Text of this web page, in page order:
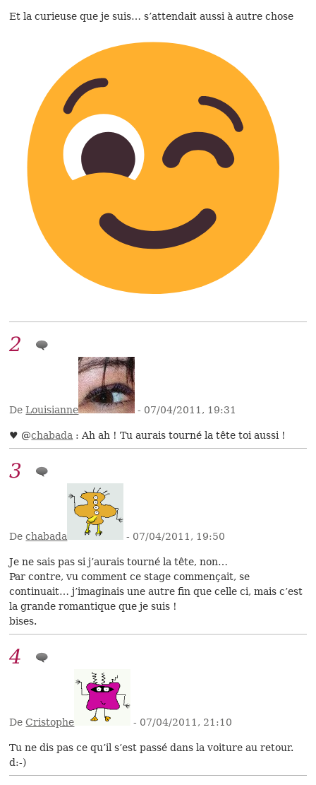
Et la curieuse que je suis… s’attendait aussi à autre chose
2
DeLouisianne - 07/04/2011, 19:31
♥ @chabada : Ah ah ! Tu aurais tourné la tête toi aussi !
3
Dechabada - 07/04/2011, 19:50
Je ne sais pas si j’aurais tourné la tête, non…
Par contre, vu comment ce stage commençait, se
continuait… j’imaginais une autre fin que celle ci, mais c’est
la grande romantique que je suis !
bises.
4
DeCristophe - 07/04/2011, 21:10
Tu ne dis pas ce qu’il s’est passé dans la voiture au retour.
d:-)